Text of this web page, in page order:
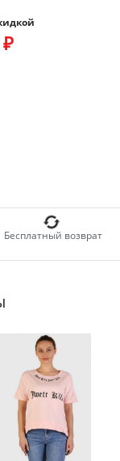
Бесплатный возврат